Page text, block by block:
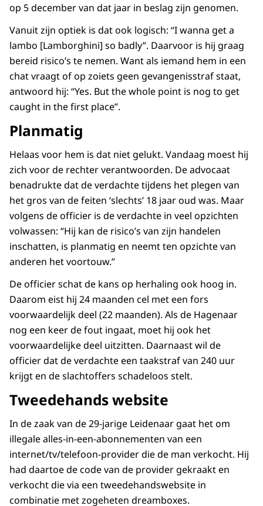
op 5 december van dat jaar in beslag zijn genomen.
Vanuit zijn optiek is dat ook logisch: “I wanna get a
lambo [Lamborghini] so badly”. Daarvoor is hij graag
bereid risico’s te nemen. Want als iemand hem in een
chat vraagt of op zoiets geen gevangenisstraf staat,
antwoord hij: “Yes. But the whole point is nog to get
caught in the first place”.
Planmatig
Helaas voor hem is dat niet gelukt. Vandaag moest hij
zich voor de rechter verantwoorden. De advocaat
benadrukte dat de verdachte tijdens het plegen van
het gros van de feiten ‘slechts’ 18 jaar oud was. Maar
volgens de officier is de verdachte in veel opzichten
volwassen: “Hij kan de risico’s van zijn handelen
inschatten, is planmatig en neemt ten opzichte van
anderen het voortouw.”
De officier schat de kans op herhaling ook hoog in.
Daarom eist hij 24 maanden cel met een fors
voorwaardelijk deel (22 maanden). Als de Hagenaar
nog een keer de fout ingaat, moet hij ook het
voorwaardelijke deel uitzitten. Daarnaast wil de
officier dat de verdachte een taakstraf van 240 uur
krijgt en de slachtoffers schadeloos stelt.
Tweedehands website
In de zaak van de 29-jarige Leidenaar gaat het om
illegale alles-in-een-abonnementen van een
internet/tv/telefoon-provider die de man verkocht. Hij
had daartoe de code van de provider gekraakt en
verkocht die via een tweedehandswebsite in
combinatie met zogeheten dreamboxes.